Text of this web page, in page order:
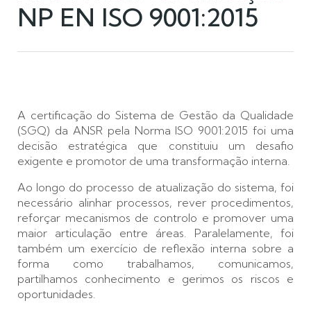
NP EN ISO 9001:2015
A certificação do Sistema de Gestão da Qualidade
(SGQ) da ANSR pela Norma ISO 9001:2015 foi uma
decisão estratégica que constituiu um desafio
exigente e promotor de uma transformação interna.
Ao longo do processo de atualização do sistema, foi
necessário alinhar processos, rever procedimentos,
reforçar mecanismos de controlo e promover uma
maior articulação entre áreas. Paralelamente, foi
também um exercício de reflexão interna sobre a
forma como trabalhamos, comunicamos,
partilhamos conhecimento e gerimos os riscos e
oportunidades.